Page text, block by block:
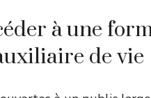
à une
de vie